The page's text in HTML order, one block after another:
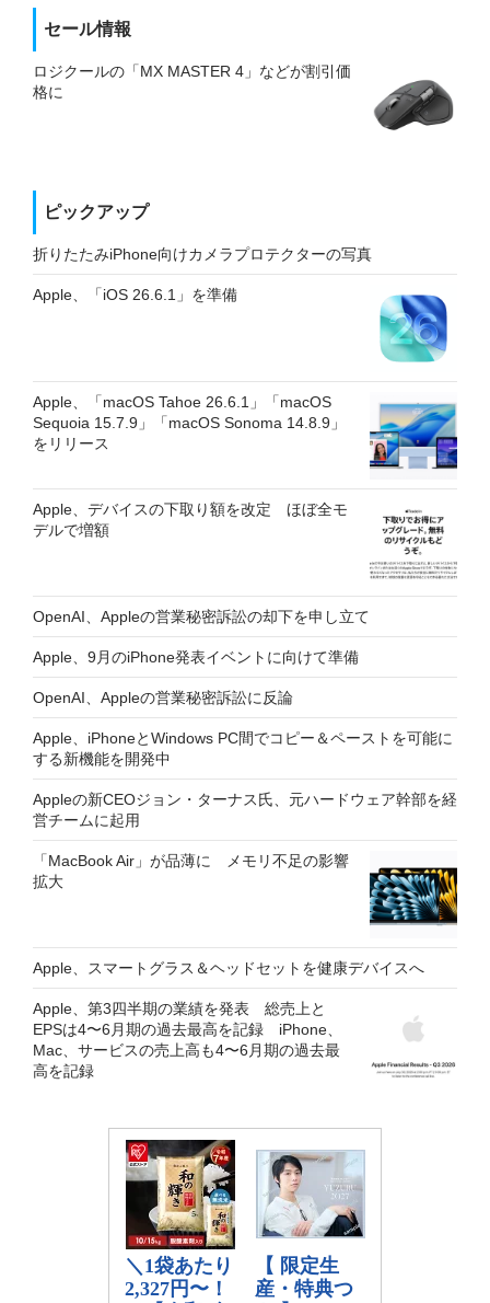
セール情報
ロジクールの「MX MASTER 4」などが割引価
格に
ピックアップ
折りたたみiPhone向けカメラプロテクターの写真
Apple、「iOS 26.6.1」を準備
Apple、「macOS Tahoe 26.6.1」「macOS
Sequoia 15.7.9」「macOS Sonoma 14.8.9」
をリリース
Apple、デバイスの下取り額を改定 ほぼ全モ
デルで増額
OpenAI、Appleの営業秘密訴訟の却下を申し立て
Apple、9月のiPhone発表イベントに向けて準備
OpenAI、Appleの営業秘密訴訟に反論
Apple、iPhoneとWindows PC間でコピー＆ペーストを可能に
する新機能を開発中
Appleの新CEOジョン・ターナス氏、元ハードウェア幹部を経
営チームに起用
「MacBook Air」が品薄に メモリ不足の影響
拡大
Apple、スマートグラス＆ヘッドセットを健康デバイスへ
Apple、第3四半期の業績を発表 総売上と
EPSは4〜6月期の過去最高を記録 iPhone、
Mac、サービスの売上高も4〜6月期の過去最
高を記録